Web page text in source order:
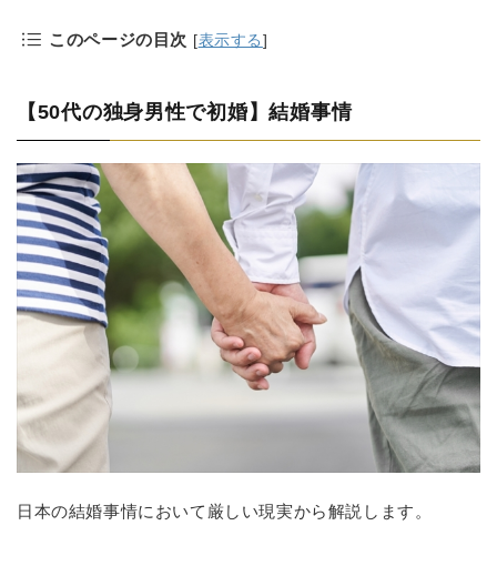
このページの目次 [表示する]
【50代の独身男性で初婚】結婚事情
日本の結婚事情において厳しい現実から解説します。